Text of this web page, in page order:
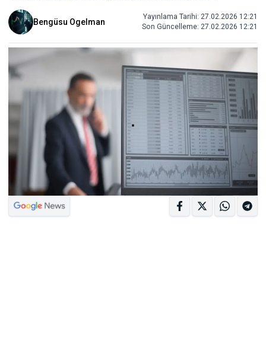
Bengüsu Ogelman
Yayınlama Tarihi: 27.02.2026 12:21
Son Güncelleme: 27.02.2026 12:21